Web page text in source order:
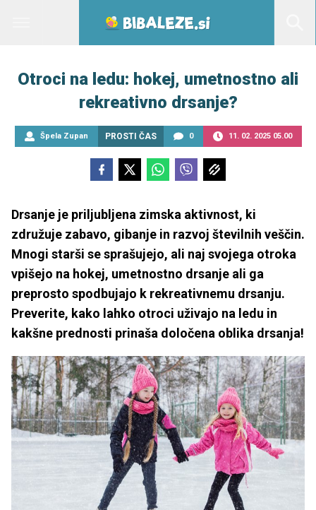
Otroci na ledu: hokej, umetnostno ali
rekreativno drsanje?
Špela Zupan PROSTI ČAS 0 11. 02. 2025 05.00
Drsanje je priljubljena zimska aktivnost, ki
združuje zabavo, gibanje in razvoj številnih veščin.
Mnogi starši se sprašujejo, ali naj svojega otroka
vpišejo na hokej, umetnostno drsanje ali ga
preprosto spodbujajo k rekreativnemu drsanju.
Preverite, kako lahko otroci uživajo na ledu in
kakšne prednosti prinaša določena oblika drsanja!